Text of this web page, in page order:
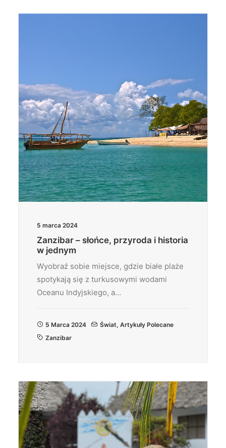
5 marca 2024
Zanzibar – słońce, przyroda i historia
w jednym
Wyobraź sobie miejsce, gdzie białe plaże
spotykają się z turkusowymi wodami
Oceanu Indyjskiego, a…
5 Marca 2024 Świat, Artykuły Polecane
Zanzibar